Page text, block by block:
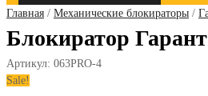
Главная / Механические блокираторы /
Блокиратор
Артикул: 063PRO-4
Sale!